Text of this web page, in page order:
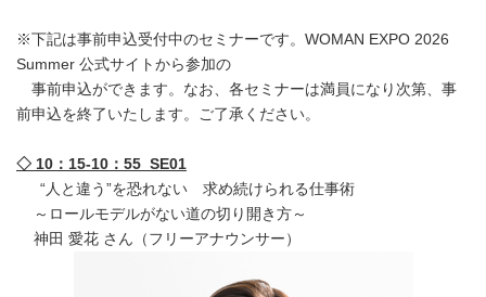
※下記は事前申込受付中のセミナーです。WOMAN EXPO 2026
Summer 公式サイトから参加の
事前申込ができます。なお、各セミナーは満員になり次第、事
前申込を終了いたします。ご了承ください。
◇ 10：15-10：55 SE01
“人と違う”を恐れない 求め続けられる仕事術
～ロールモデルがない道の切り開き方～
神田 愛花 さん（フリーアナウンサー）